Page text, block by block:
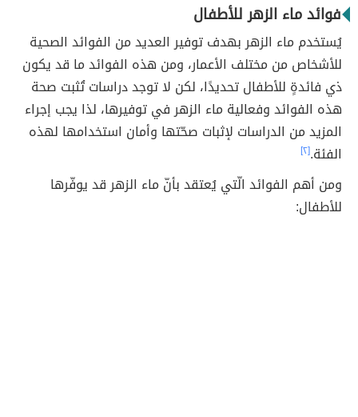
فوائد ماء الزهر للأطفال
يُستخدم ماء الزهر بهدف توفير العديد من الفوائد الصحية
للأشخاص من مختلف الأعمار، ومن هذه الفوائد ما قد يكون
ذي فائدةٍ للأطفال تحديدًا، لكن لا توجد دراسات تُثبت صحة
هذه الفوائد وفعالية ماء الزهر في توفيرها، لذا يجب إجراء
المزيد من الدراسات لإثبات صحّتها وأمان استخدامها لهذه
الفئة.[٢]
ومن أهم الفوائد الّتي يُعتقد بأنّ ماء الزهر قد يوفّرها
للأطفال: